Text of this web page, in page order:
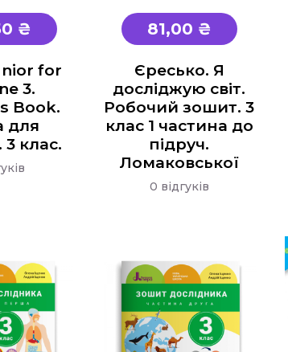
₴
for
3.
Book.
для
клас.
81,00 ₴
Єресько. Я
досліджую світ.
Робочий зошит. 3
клас 1 частина до
підруч.
Ломаковської
0 відгуків